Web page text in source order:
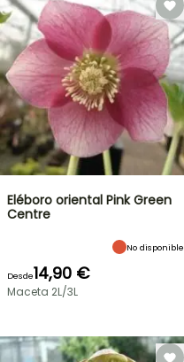
Eléboro oriental Pink Green
Centre
No disponible
Desde14,90 €
Maceta 2L/3L